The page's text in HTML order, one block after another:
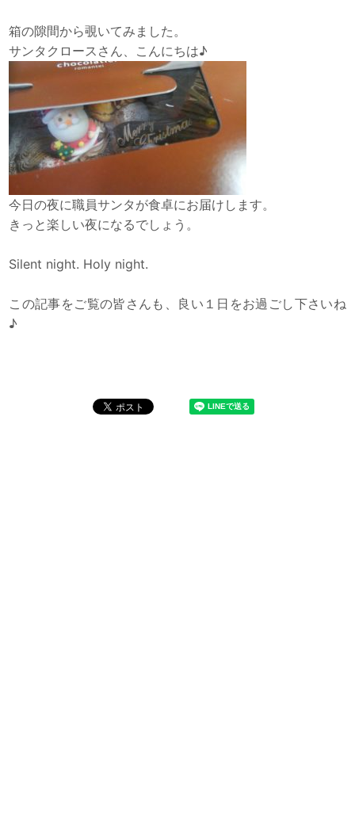
箱の隙間から覗いてみました。
サンタクロースさん、こんにちは♪
今日の夜に職員サンタが食卓にお届けします。
きっと楽しい夜になるでしょう。
Silent night. Holy night.
この記事をご覧の皆さんも、良い１日をお過ごし下さいね
♪